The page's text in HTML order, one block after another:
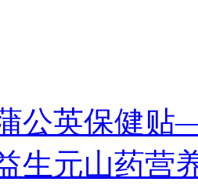
公英保健
生元山药营